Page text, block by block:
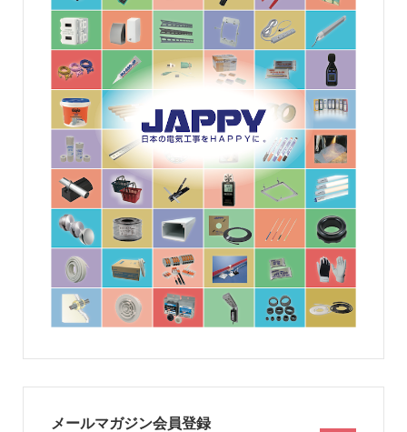
メールマガジン会員登録